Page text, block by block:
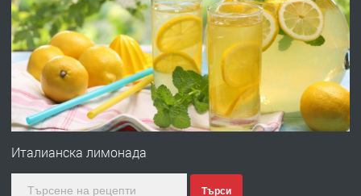
ПРЕДЛАГА Давам гараж под наем
преди 4 дни
ПРЕДЛАГА
№4120 Магазин/Офис под наем в кв.
градската градина!
Италианска лимонада
Търси